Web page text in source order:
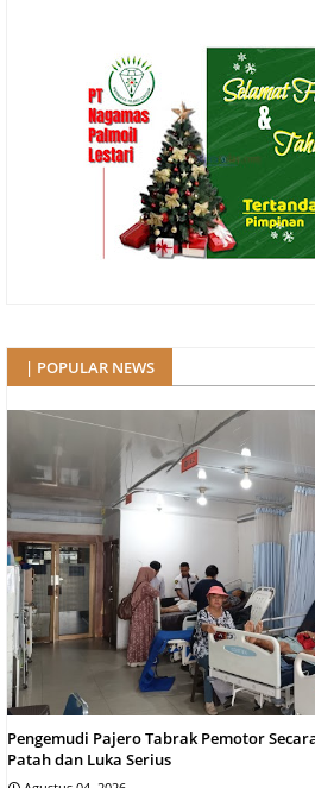
| POPULAR NEWS
Pengemudi Pajero Tabrak Pemotor
Patah dan Luka Serius